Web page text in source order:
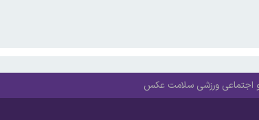
اجتماعی ورزشی سلامت عکس